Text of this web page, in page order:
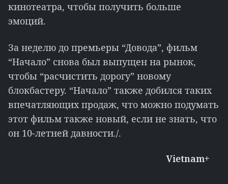
кинотеатра, чтобы получить больше
эмоций.
За неделю до премьеры “Довода”, фильм
“Начало” снова был выпущен на рынок,
чтобы “расчистить дорогу” новому
блокбастеру. “Начало” также добился таких
впечатляющих продаж, что можно подумать
этот фильм также новый, если не знать, что
он 10-летней давности./.
Vietnam+